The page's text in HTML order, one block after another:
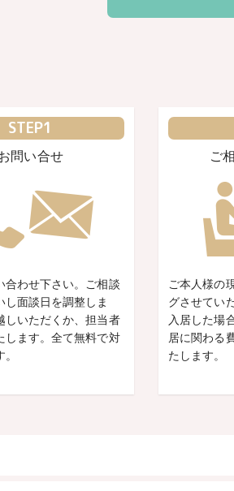
STEP1
問い合せ
合わせ下さい。ご相談
し面談日を調整しま
しいただくか、担当者
します。全て無料で対
ご
ご本人様の
グさせてい
入居した場
居に関わる
たします。